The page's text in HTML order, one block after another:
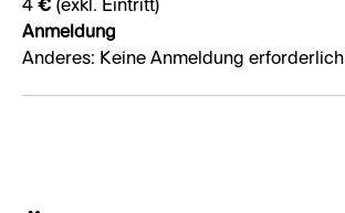
4 € (exkl. Eintritt)
Anmeldung
Anderes: Keine Anmeldung erforderlich